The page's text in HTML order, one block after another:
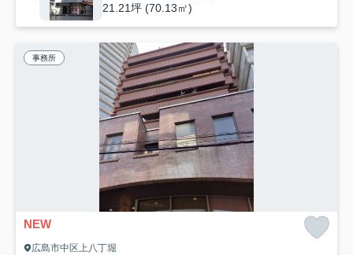
21.21坪 (70.13㎡)
事務所
NEW
広島市中区上八丁堀